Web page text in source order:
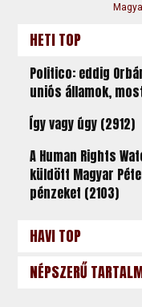
HETI TOP
Politico: eddig
uniós államok,
Így vagy úgy (2912)
A Human Rights
küldött Magyar
pénzeket (2103)
HAVI TOP
NÉPSZERŰ